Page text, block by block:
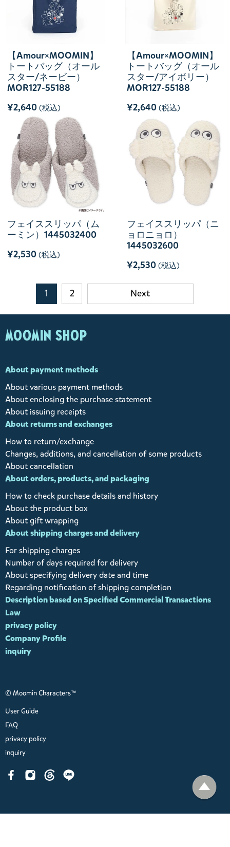
【Amour×MOOMIN】
トートバッグ（オール
スター/ネービー）
MOR127-55188
¥2,640 (税込)
【Amour×MOOMIN】
トートバッグ（オール
スター/アイボリー）
MOR127-55188
¥2,640 (税込)
フェイススリッパ（ム
ーミン）1445032400
¥2,530 (税込)
フェイススリッパ（ニ
ョロニョロ）
1445032600
¥2,530 (税込)
1 2 Next
MOOMIN SHOP
About payment methods
About various payment methods
About enclosing the purchase statement
About issuing receipts
About returns and exchanges
How to return/exchange
Changes, additions, and cancellation of some products
About cancellation
About orders, products, and packaging
How to check purchase details and history
About the product box
About gift wrapping
About shipping charges and delivery
For shipping charges
Number of days required for delivery
About specifying delivery date and time
Regarding notification of shipping completion
Description based on Specified Commercial Transactions
Law
privacy policy
Company Profile
inquiry
© Moomin Characters™
User Guide
FAQ
privacy policy
inquiry